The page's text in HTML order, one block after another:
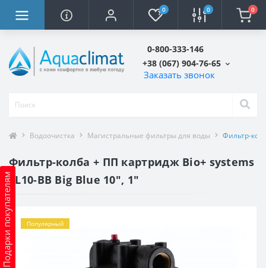
0 0 0
0-800-333-146
+38 (067) 904-76-65
Заказать звонок
Подарки покупателям
Водоочистка Магистральные фильтры для воды Фильтр-
Фильтр-колба + ПП картридж Bіо+ systems
SL10-BB Big Blue 10″, 1″
Популярный